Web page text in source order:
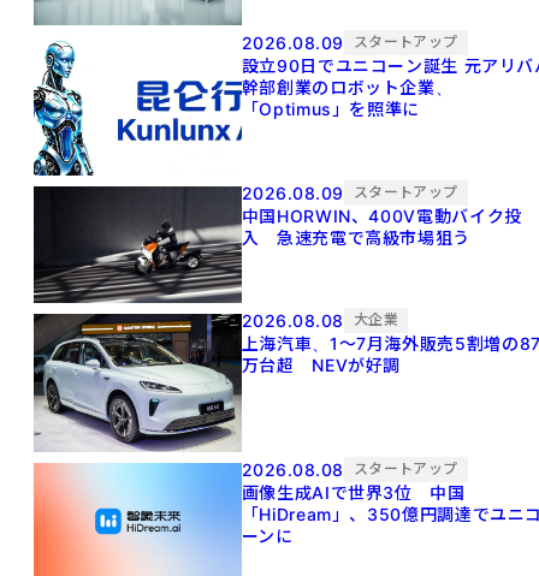
2026.08.09 スタートアップ
設立90日でユニコーン誕生 元アリババ
幹部創業のロボット企業、
「Optimus」を照準に
2026.08.09 スタートアップ
中国HORWIN、400V電動バイク投
入 急速充電で高級市場狙う
2026.08.08 大企業
上海汽車、1～7月海外販売5割増の
万台超 NEVが好調
2026.08.08 スタートアップ
画像生成AIで世界3位 中国
「HiDream」、350億円調達でユニ
ーンに